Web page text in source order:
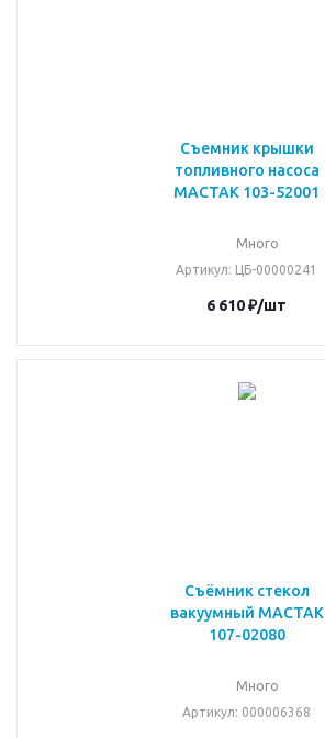
Съемник крышки
топливного насоса
МАСТАК 103-52001
Много
Артикул: ЦБ-00000241
6 610₽/шт
Съёмник стекол
вакуумный МАСТАК
107-02080
Много
Артикул: 000006368